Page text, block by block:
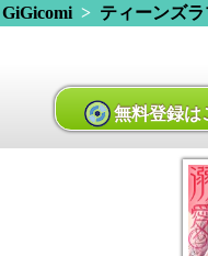
GiGicomi> ティーンズラ
無料登録は